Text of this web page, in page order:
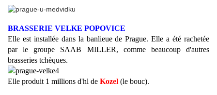
BRASSERIE VELKE POPOVICE
Elle est installée dans la banlieue de Prague. Elle a été rachetée
par le groupe SAAB MILLER, comme beaucoup d'autres
brasseries tchèques.
Elle produit 1 millions d'hl de Kozel (le bouc).